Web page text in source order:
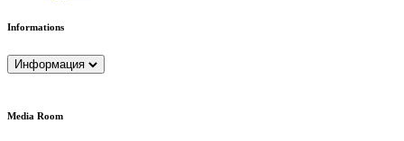
Informations
Информация
Media Room